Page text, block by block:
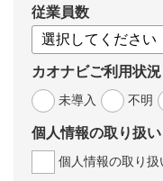
従業員数
カオナビご利用状況
未導入
不明
個人情報の取り扱い
個人情報の取り扱